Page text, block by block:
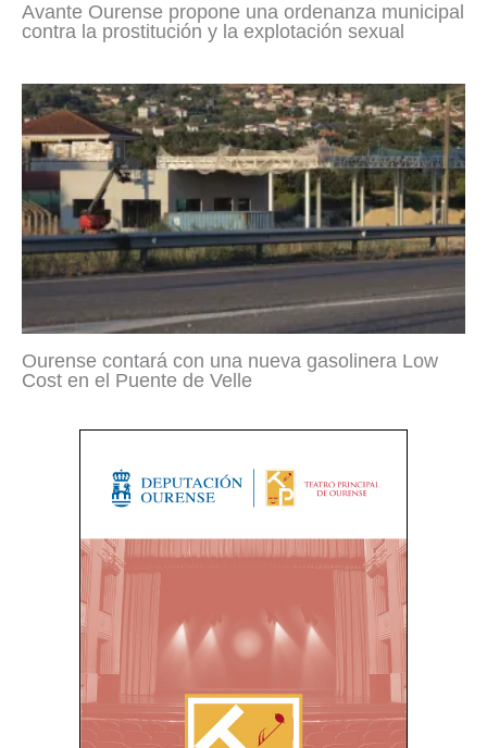
Avante Ourense propone una ordenanza municipal
contra la prostitución y la explotación sexual
Ourense contará con una nueva gasolinera Low
Cost en el Puente de Velle